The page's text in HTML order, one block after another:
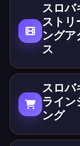
スロバ
ストリ
ングア
ス
スロバ
ライン
ング